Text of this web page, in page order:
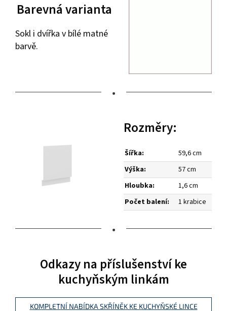
Barevná varianta
Sokl i dvířka v bílé matné
barvě.
•
Rozměry:
Šířka:
59,6 cm
Výška:
57 cm
Hloubka:
1,6 cm
Počet balení:
1 krabice
•
Odkazy na příslušenství ke
kuchyňským linkám
KOMPLETNÍ NABÍDKA SKŘÍNĚK KE KUCHYŇSKÉ LINCE